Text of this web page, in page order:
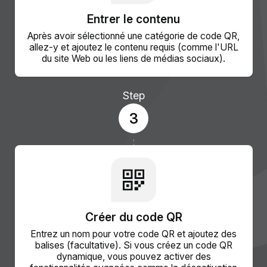
Entrer le contenu
Après avoir sélectionné une catégorie de code QR,
allez-y et ajoutez le contenu requis (comme l'URL
du site Web ou les liens de médias sociaux).
Step
3
Créer du code QR
Entrez un nom pour votre code QR et ajoutez des
balises (facultative). Si vous créez un code QR
dynamique, vous pouvez activer des